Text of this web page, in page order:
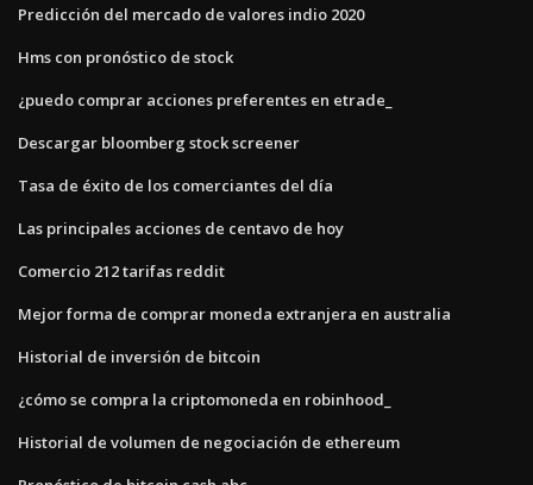
Predicción del mercado de valores indio 2020
Hms con pronóstico de stock
¿puedo comprar acciones preferentes en etrade_
Descargar bloomberg stock screener
Tasa de éxito de los comerciantes del día
Las principales acciones de centavo de hoy
Comercio 212 tarifas reddit
Mejor forma de comprar moneda extranjera en australia
Historial de inversión de bitcoin
¿cómo se compra la criptomoneda en robinhood_
Historial de volumen de negociación de ethereum